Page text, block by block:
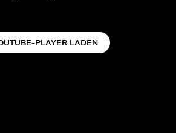
PLAYER LADEN